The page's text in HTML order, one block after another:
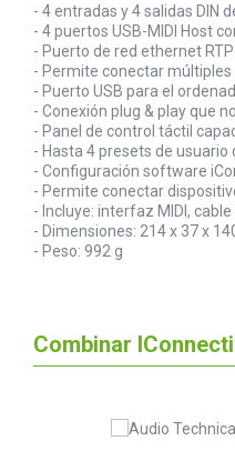
- 4 entradas y 4 salidas DIN
- 4 puertos USB-MIDI Host
- Puerto de red ethernet
- Permite conectar
- Puerto USB para el
- Conexión plug & play que
- Panel de control táctil
- Hasta 4 presets de
- Configuración software
- Permite conectar
- Incluye: interfaz MIDI,
- Dimensiones: 214 x 37 x
- Peso: 992 g
Combinar